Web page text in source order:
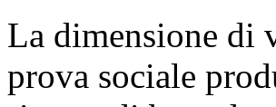
La dimensione di
prova sociale